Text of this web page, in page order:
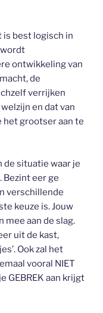
is best logisch in
ontwikkeling van
de
verrijken
en dat van
het grootser aan te
de situatie waar je
Bezint eer ge
verschillende
keuze is. Jouw
mee aan de slag.
uit de kast,
Ook zal het
vooral NIET
GEBREK aan krijgt